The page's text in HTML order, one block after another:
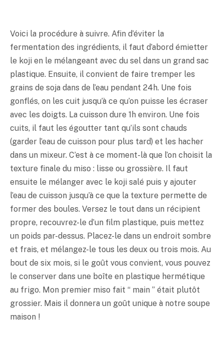
Voici la procédure à suivre. Afin d’éviter la
fermentation des ingrédients, il faut d’abord émietter
le koji en le mélangeant avec du sel dans un grand sac
plastique. Ensuite, il convient de faire tremper les
grains de soja dans de l’eau pendant 24h. Une fois
gonflés, on les cuit jusqu’à ce qu’on puisse les écraser
avec les doigts. La cuisson dure 1h environ. Une fois
cuits, il faut les égoutter tant qu’ils sont chauds
(garder l’eau de cuisson pour plus tard) et les hacher
dans un mixeur. C’est à ce moment-là que l’on choisit la
texture finale du miso : lisse ou grossière. Il faut
ensuite le mélanger avec le koji salé puis y ajouter
l’eau de cuisson jusqu’à ce que la texture permette de
former des boules. Versez le tout dans un récipient
propre, recouvrez-le d’un film plastique, puis mettez
un poids par-dessus. Placez-le dans un endroit sombre
et frais, et mélangez-le tous les deux ou trois mois. Au
bout de six mois, si le goût vous convient, vous pouvez
le conserver dans une boîte en plastique hermétique
au frigo. Mon premier miso fait “ main ” était plutôt
grossier. Mais il donnera un goût unique à notre soupe
maison !